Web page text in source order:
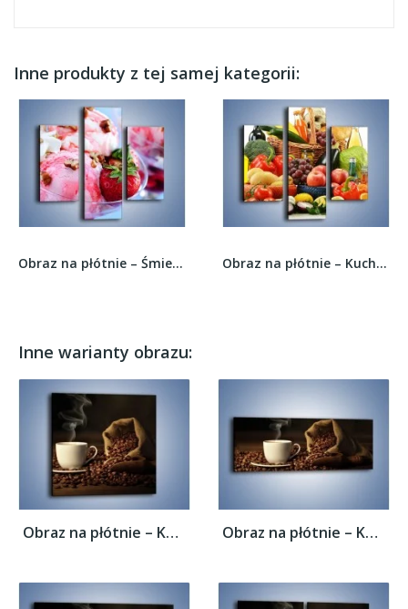
Inne produkty z tej samej kategorii:
Obraz na płótnie – Śmietanowo-truskawkowa... Obraz na płótnie – Kuchenne produkty na stole –...
Inne warianty obrazu:
Obraz na płótnie – Kawa z wirującym dymem... Obraz na płótnie – Kawa z wirującym dymem...